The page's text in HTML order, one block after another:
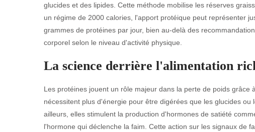
glucides et des lipides. Cette méthode mobilise les réserves
un régime de 2000 calories, l'apport protéique peut représenter
grammes de protéines par jour, bien au-delà des
corporel selon le niveau d'activité physique.
La science derrière l'alimentation
Les protéines jouent un rôle majeur dans la perte de poids
nécessitent plus d'énergie pour être digérées que les glucides
ailleurs, elles stimulent la production d'hormones de satiété
l'hormone qui déclenche la faim. Cette action sur les signaux de